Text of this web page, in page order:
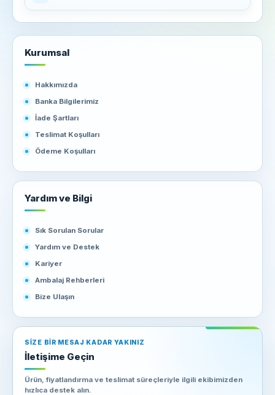
Kurumsal
Hakkımızda
Banka Bilgilerimiz
İade Şartları
Teslimat Koşulları
Ödeme Koşulları
Yardım ve Bilgi
Sık Sorulan Sorular
Yardım ve Destek
Kariyer
Ambalaj Rehberleri
Bize Ulaşın
SIZE BIR MESAJ KADAR YAKINIZ
İletişime Geçin
Ürün, fiyatlandırma ve teslimat süreçleriyle ilgili ekibimizden
hızlıca destek alın.